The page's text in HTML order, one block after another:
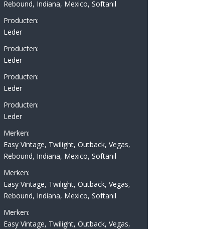
Rebound, Indiana, Mexico, Softanil
Producten:
Leder
Producten:
Leder
Producten:
Leder
Producten:
Leder
Merken:
Easy Vintage, Twilight, Outback, Vegas,
Rebound, Indiana, Mexico, Softanil
Merken:
Easy Vintage, Twilight, Outback, Vegas,
Rebound, Indiana, Mexico, Softanil
Merken:
Easy Vintage, Twilight, Outback, Vegas,